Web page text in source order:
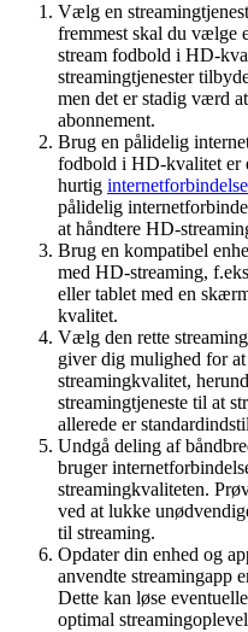
Vælg en
fremmest skal du vælge
stream fodbold i HD-
streamingtjenester
men det er stadig værd
abonnement.
Brug en pålidelig
fodbold i HD-kvalitet er
hurtig internetforbindelse
pålidelig
at håndtere HD-
Brug en kompatibel
med HD-streaming,
eller tablet med en
kvalitet.
Vælg den rette
giver dig mulighed for
streamingkvalitet,
streamingtjeneste til at
allerede er
Undgå deling af
bruger
streamingkvaliteten.
ved at lukke
til streaming.
Opdater din enhed og
anvendte streamingapp
Dette kan løse
optimal